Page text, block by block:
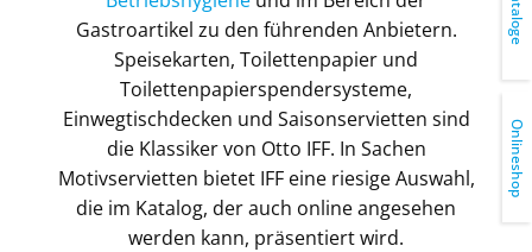
Gastroartikel zu den führenden Anbietern.
Speisekarten, Toilettenpapier und
Toilettenpapierspendersysteme,
Einwegtischdecken und Saisonservietten sind
die Klassiker von Otto IFF. In Sachen
Motivservietten bietet IFF eine riesige Auswahl,
die im Katalog, der auch online angesehen
werden kann, präsentiert wird.
Onlineshop
Kataloge